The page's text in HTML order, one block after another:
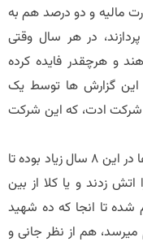
مالیه و دو درصد هم به
در هر سال وقتی
و هرچقدر فایده کرده
این گزارش ها توسط یک
شرکت ادت، که این شرکت
مشکلات امنیتی اتفاق افتاده برای شرکت ها در این 8 سال زیاد بوده تا
مدت 300 تا 350 انتن را اتش زدند و یا کلا از بین
شده تا انجا که ده شهید
میرسد، هم از نظر جانی و